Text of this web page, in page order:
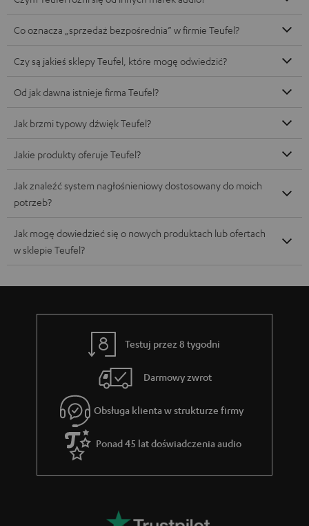
Co oznacza „sprzedaż bezpośrednia” w firmie Teufel?
Czy są jakieś sklepy Teufel, które mogę odwiedzić?
Od jak dawna istnieje firma Teufel?
Jak brzmi typowy dźwięk Teufel?
Jakie produkty oferuje Teufel?
Jak znaleźć system nagłośnieniowy dostosowany do moich
potrzeb?
Jak mogę dowiedzieć się o nowych produktach lub ofertach
w sklepie Teufel?
Testuj przez 8 tygodni
Darmowy zwrot
Obsługa klienta w strukturze firmy
Ponad 45 lat doświadczenia audio